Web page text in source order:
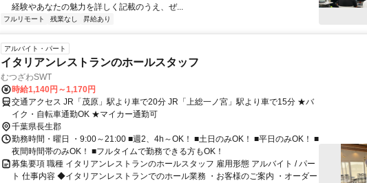
経験やあなたの魅力を詳しく記載のうえ、ぜ...
フルリモート 残業なし 昇給あり
アルバイト・パート
イタリアンレストランのホールスタッフ
むつざわSWT
時給1,140円～1,170円
交通アクセス JR「茂原」駅より車で20分 JR「上総一ノ宮」駅より車で15分 ★バ
イク・自転車通勤OK ★マイカー通勤可
千葉県長生郡
勤務時間・曜日 ・9:00～21:00 ■週2、4h～OK！ ■土日のみOK！ ■平日のみOK！ ■
夜間時間帯のみOK！ ■フルタイムで勤務できる方もOK！
募集要項 職種 イタリアンレストランのホールスタッフ 雇用形態 アルバイト / パー
ト 仕事内容 ◆イタリアンレストランでのホール業務 ・お客様のご案内 ・オーダー